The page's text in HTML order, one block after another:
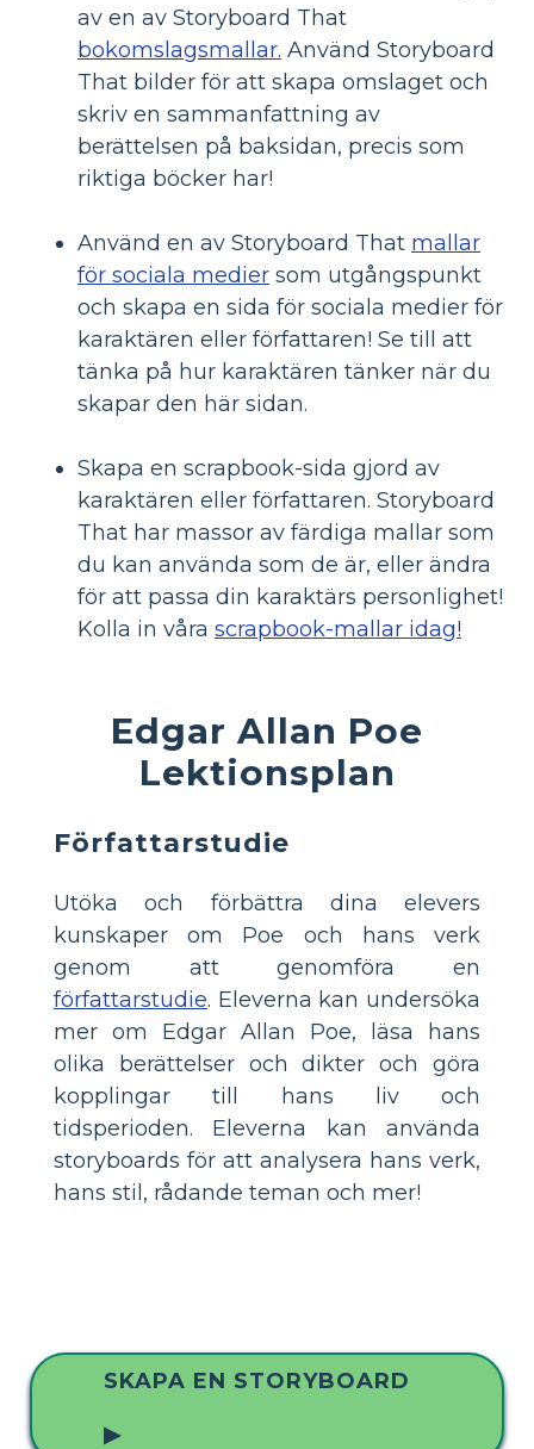
av en av Storyboard That
bokomslagsmallar. Använd Storyboard
That bilder för att skapa omslaget och
skriv en sammanfattning av
berättelsen på baksidan, precis som
riktiga böcker har!
Använd en av Storyboard That mallar
för sociala medier som utgångspunkt
och skapa en sida för sociala medier för
karaktären eller författaren! Se till att
tänka på hur karaktären tänker när du
skapar den här sidan.
Skapa en scrapbook-sida gjord av
karaktären eller författaren. Storyboard
That har massor av färdiga mallar som
du kan använda som de är, eller ändra
för att passa din karaktärs personlighet!
Kolla in våra scrapbook-mallar idag!
Edgar Allan Poe
Lektionsplan
Författarstudie
Utöka och förbättra dina elevers
kunskaper om Poe och hans verk
genom att genomföra en
författarstudie. Eleverna kan undersöka
mer om Edgar Allan Poe, läsa hans
olika berättelser och dikter och göra
kopplingar till hans liv och
tidsperioden. Eleverna kan använda
storyboards för att analysera hans verk,
hans stil, rådande teman och mer!
SKAPA EN STORYBOARD
▶